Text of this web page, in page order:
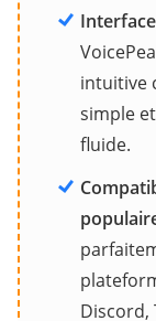
intuitive
simple
fluide.
Discord,